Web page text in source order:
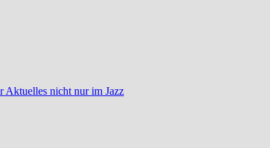
Aktuelles nicht nur im Jazz